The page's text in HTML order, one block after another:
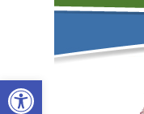
Abrir barra de herramientas